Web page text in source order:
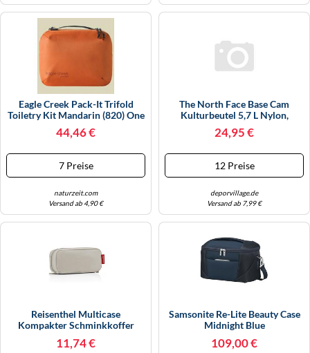
KINDERSCHUHE
LAUFSCHUHE
PANTOLETTEN
PUMPS
SCHUHZUBEHÖR
SNEAKERS
STIEFELETTEN
WINTERSCHUHE
STRANDTASCHEN
TASCHEN-ZUBEHÖR
Eagle Creek Pack-It Trifold
Toiletry Kit Mandarin (820) One
Size
44,46 €
7 Preise
naturzeit.com
Versand ab 4,90 €
The North Face Base Cam
Kulturbeutel 5,7 L Nylon,
Polyester, Polyvinylchlorid
(PVC) Schwarz, Orange
24,95 €
12 Preise
deporvillage.de
Versand ab 7,99 €
Reisenthel Multicase
Kompakter Schminkkoffer
11,74 €
Samsonite Re-Lite Beauty Case
Midnight Blue
109,00 €